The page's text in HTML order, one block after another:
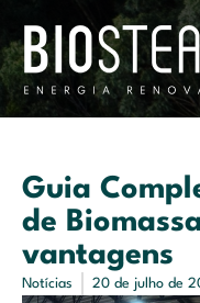
Guia
de
vantagens
Notícias 20 de julho de